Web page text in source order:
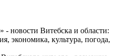
- новости Витебска и области:
экономика, культура, погода,